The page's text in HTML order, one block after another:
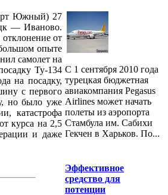
Южный) 27
— Иваново.
от
опыте
самолет на
Ту-134
на посадку,
с первого
но было уже
катастрофа
курса на 2,5
и даже
С 1 сентября 2010 года
турецкая бюджетная
авиакомпания Pegasus
Airlines может начать
полеты из аэропорта
Стамбула им. Сабихи
Гекчен в Харьков. По...
Эффективное
средство для
потенции